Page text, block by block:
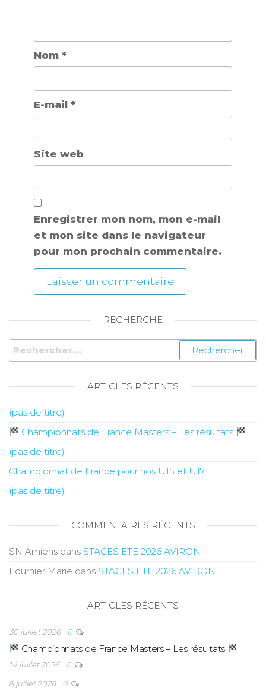
Nom *
E-mail *
Site web
Enregistrer mon nom, mon e-mail
et mon site dans le navigateur
pour mon prochain commentaire.
RECHERCHE
ARTICLES RÉCENTS
(pas de titre)
Championnats de France Masters – Les résultats
(pas de titre)
Championnat de France pour nos U15 et U17
(pas de titre)
COMMENTAIRES RÉCENTS
SN Amiens dans STAGES ETE 2026 AVIRON
Fournier Marie dans STAGES ETE 2026 AVIRON
ARTICLES RÉCENTS
30 juillet 2026 0
Championnats de France Masters – Les résultats
14 juillet 2026
0
8 juillet 2026
0